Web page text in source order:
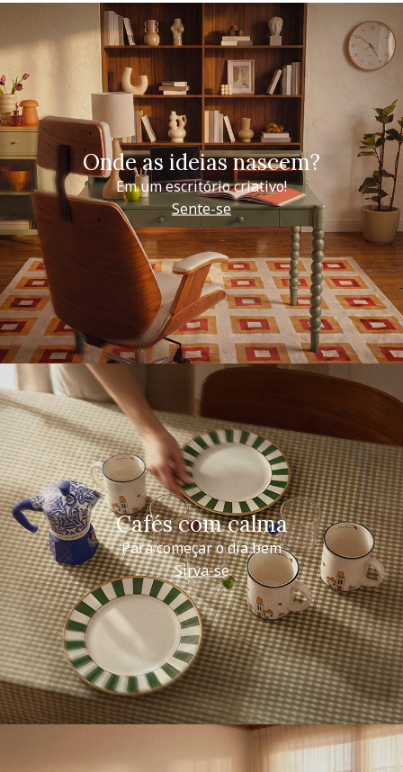
Onde as ideias nascem?
Em um escritório criativo!
Sente-se
Cafés com calma
Para começar o dia bem
Sirva-se